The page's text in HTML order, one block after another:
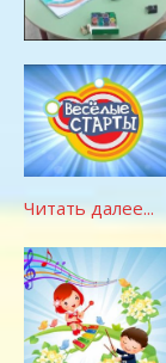
Читать далее...